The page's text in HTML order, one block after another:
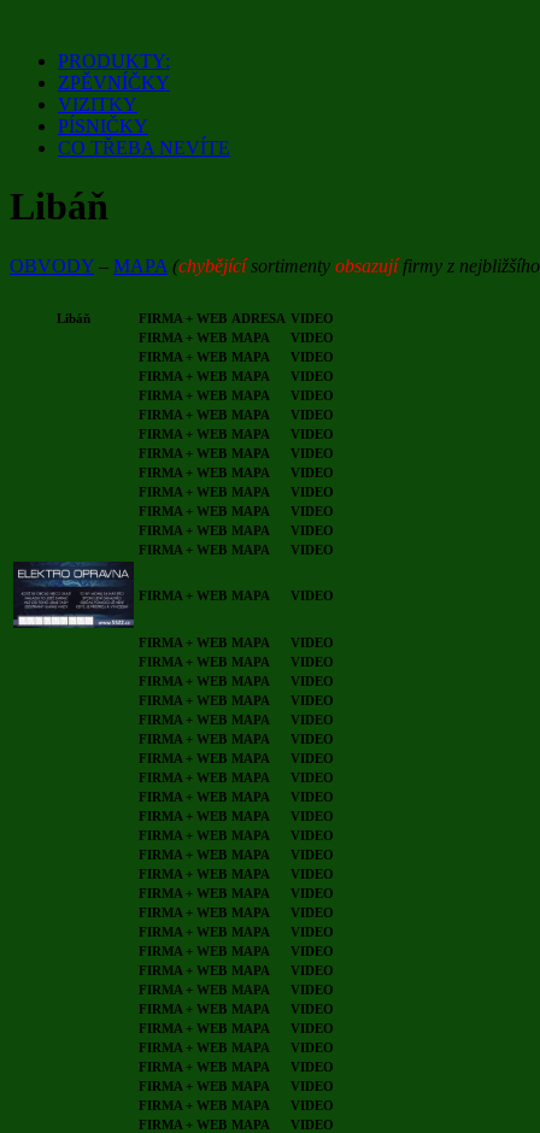
obsahu
webu
PRODUKTY:
ZPĚVNÍČKY
VIZITKY
PÍSNIČKY
CO TŘEBA NEVÍTE
Libáň
OBVODY – MAPA (chybějícísortimenty obsazujífirmy z
Libáň FIRMA + WEB ADRESA VIDEO
FIRMA + WEB MAPA
VIDEO
FIRMA + WEB MAPA
VIDEO
FIRMA + WEB MAPA
VIDEO
FIRMA + WEB MAPA
VIDEO
FIRMA + WEB MAPA
VIDEO
FIRMA + WEB MAPA
VIDEO
FIRMA + WEB MAPA
VIDEO
FIRMA + WEB MAPA
VIDEO
FIRMA + WEB MAPA
VIDEO
FIRMA + WEB MAPA
VIDEO
FIRMA + WEB MAPA
VIDEO
FIRMA + WEB MAPA VIDEO
FIRMA + WEB MAPA VIDEO
FIRMA + WEB MAPA
VIDEO
FIRMA + WEB MAPA
VIDEO
FIRMA + WEB MAPA
VIDEO
FIRMA + WEB MAPA
VIDEO
FIRMA + WEB MAPA
VIDEO
FIRMA + WEB MAPA
VIDEO
FIRMA + WEB MAPA
VIDEO
FIRMA + WEB MAPA
VIDEO
FIRMA + WEB MAPA
VIDEO
FIRMA + WEB MAPA
VIDEO
FIRMA + WEB MAPA
VIDEO
FIRMA + WEB MAPA
VIDEO
FIRMA + WEB MAPA
VIDEO
FIRMA + WEB MAPA
VIDEO
FIRMA + WEB MAPA
VIDEO
FIRMA + WEB MAPA
VIDEO
FIRMA + WEB MAPA
VIDEO
FIRMA + WEB MAPA
VIDEO
FIRMA + WEB MAPA
VIDEO
FIRMA + WEB MAPA
VIDEO
FIRMA + WEB MAPA
VIDEO
FIRMA + WEB MAPA
VIDEO
FIRMA + WEB MAPA
VIDEO
FIRMA + WEB MAPA
VIDEO
FIRMA + WEB MAPA
VIDEO
FIRMA + WEB MAPA
VIDEO